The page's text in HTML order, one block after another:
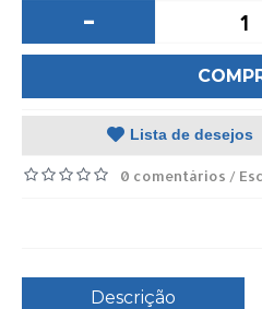
-
Lista de desejos
0 comentários /
Descrição